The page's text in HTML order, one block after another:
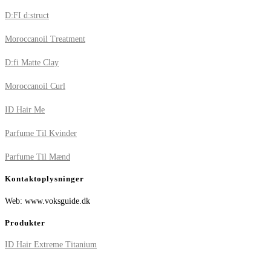
D:FI d:struct
Moroccanoil Treatment
D:fi Matte Clay
Moroccanoil Curl
ID Hair Me
Parfume Til Kvinder
Parfume Til Mænd
Kontaktoplysninger
Web: www.voksguide.dk
Produkter
ID Hair Extreme Titanium